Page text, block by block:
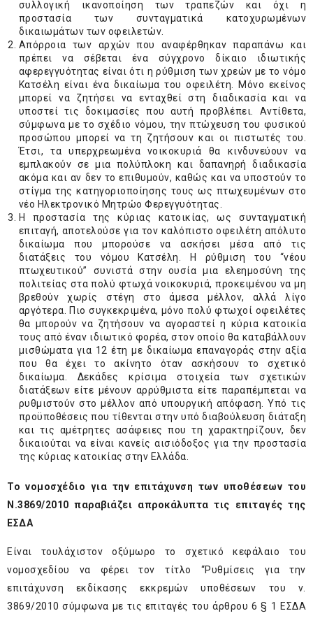
συλλογική ικανοποίηση των τραπεζών και όχι η
προστασία των συνταγματικά κατοχυρωμένων
δικαιωμάτων των οφειλετών.
Απόρροια των αρχών που αναφέρθηκαν παραπάνω και
πρέπει να σέβεται ένα σύγχρονο δίκαιο ιδιωτικής
αφερεγγυότητας είναι ότι η ρύθμιση των χρεών με το νόμο
Κατσέλη είναι ένα δικαίωμα του οφειλέτη. Μόνο εκείνος
μπορεί να ζητήσει να ενταχθεί στη διαδικασία και να
υποστεί τις δοκιμασίες που αυτή προβλέπει. Αντίθετα,
σύμφωνα με το σχέδιο νόμου, την πτώχευση του φυσικού
προσώπου μπορεί να τη ζητήσουν και οι πιστωτές του.
Έτσι, τα υπερχρεωμένα νοικοκυριά θα κινδυνεύουν να
εμπλακούν σε μια πολύπλοκη και δαπανηρή διαδικασία
ακόμα και αν δεν το επιθυμούν, καθώς και να υποστούν το
στίγμα της κατηγοριοποίησης τους ως πτωχευμένων στο
νέο Ηλεκτρονικό Μητρώο Φερεγγυότητας.
Η προστασία της κύριας κατοικίας, ως συνταγματική
επιταγή, αποτελούσε για τον καλόπιστο οφειλέτη απόλυτο
δικαίωμα που μπορούσε να ασκήσει μέσα από τις
διατάξεις του νόμου Κατσέλη. Η ρύθμιση του “νέου
πτωχευτικού” συνιστά στην ουσία μια ελεημοσύνη της
πολιτείας στα πολύ φτωχά νοικοκυριά, προκειμένου να μη
βρεθούν χωρίς στέγη στο άμεσα μέλλον, αλλά λίγο
αργότερα. Πιο συγκεκριμένα, μόνο πολύ φτωχοί οφειλέτες
θα μπορούν να ζητήσουν να αγοραστεί η κύρια κατοικία
τους από έναν ιδιωτικό φορέα, στον οποίο θα καταβάλλουν
μισθώματα για 12 έτη με δικαίωμα επαναγοράς στην αξία
που θα έχει το ακίνητο όταν ασκήσουν το σχετικό
δικαίωμα. Δεκάδες κρίσιμα στοιχεία των σχετικών
διατάξεων είτε μένουν αρρύθμιστα είτε παραπέμπεται να
ρυθμιστούν στο μέλλον από υπουργική απόφαση. Υπό τις
προϋποθέσεις που τίθενται στην υπό διαβούλευση διάταξη
και τις αμέτρητες ασάφειες που τη χαρακτηρίζουν, δεν
δικαιούται να είναι κανείς αισιόδοξος για την προστασία
της κύριας κατοικίας στην Ελλάδα.
Το νομοσχέδιο για την επιτάχυνση των υποθέσεων του
Ν.3869/2010 παραβιάζει απροκάλυπτα τις επιταγές της
ΕΣΔΑ
Είναι τουλάχιστον οξύμωρο το σχετικό κεφάλαιο του
νομοσχεδίου να φέρει τον τίτλο “Ρυθμίσεις για την
επιτάχυνση εκδίκασης εκκρεμών υποθέσεων του ν.
3869/2010 σύμφωνα με τις επιταγές του άρθρου 6 § 1 ΕΣΔΑ